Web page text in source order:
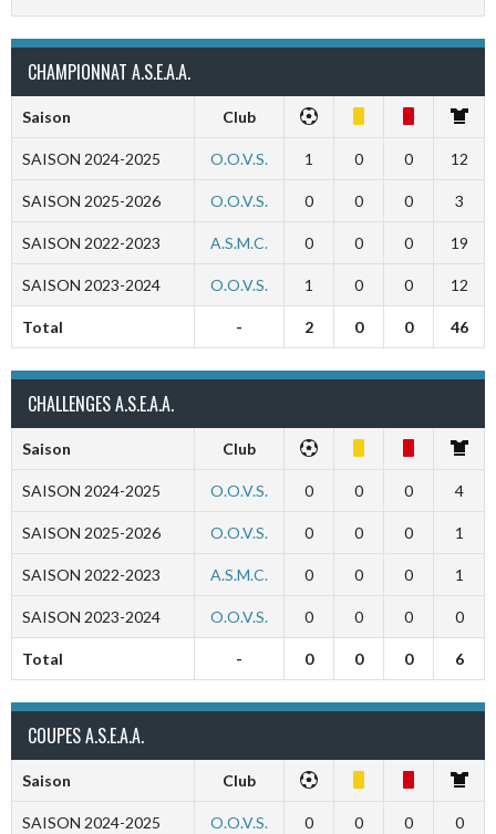
CHAMPIONNAT A.S.E.A.A.
Saison Club
SAISON 2024-2025 O.O.V.S. 1 0 0 12
SAISON 2025-2026 O.O.V.S. 0 0 0 3
SAISON 2022-2023 A.S.M.C. 0 0 0 19
SAISON 2023-2024 O.O.V.S. 1 0 0 12
Total - 2 0 0 46
CHALLENGES A.S.E.A.A.
Saison Club
SAISON 2024-2025 O.O.V.S. 0 0 0 4
SAISON 2025-2026 O.O.V.S. 0 0 0 1
SAISON 2022-2023 A.S.M.C. 0 0 0 1
SAISON 2023-2024 O.O.V.S. 0 0 0 0
Total - 0 0 0 6
COUPES A.S.E.A.A.
Saison Club
SAISON 2024-2025 O.O.V.S. 0 0 0 0